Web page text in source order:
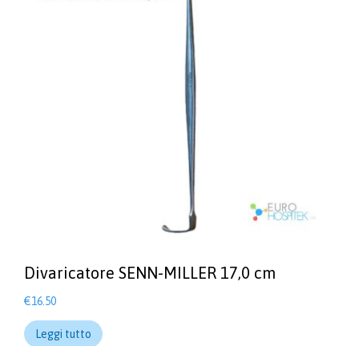
Divaricatore SENN-MILLER 17,0 cm
€16.50
Leggi tutto